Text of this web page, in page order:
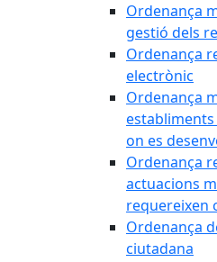
Ordenança
gestió dels
Ordenança
electrònic
Ordenança
on es
Ordenança
actuacions
requereixen
Ordenança
ciutadana